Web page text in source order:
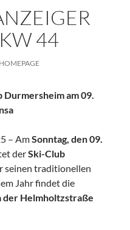
44
HOMEPAGE
am 09.
– AmSonntag, den 09.
derSki-Club
seinen traditionellen
Jahr findet die
der Helmholtzstraße